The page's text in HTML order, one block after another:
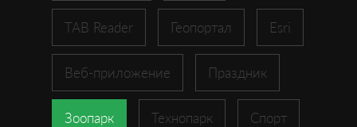
TAB Reader Геопортал Esri
Веб-приложение Праздник
Зоопарк Технопарк Спорт